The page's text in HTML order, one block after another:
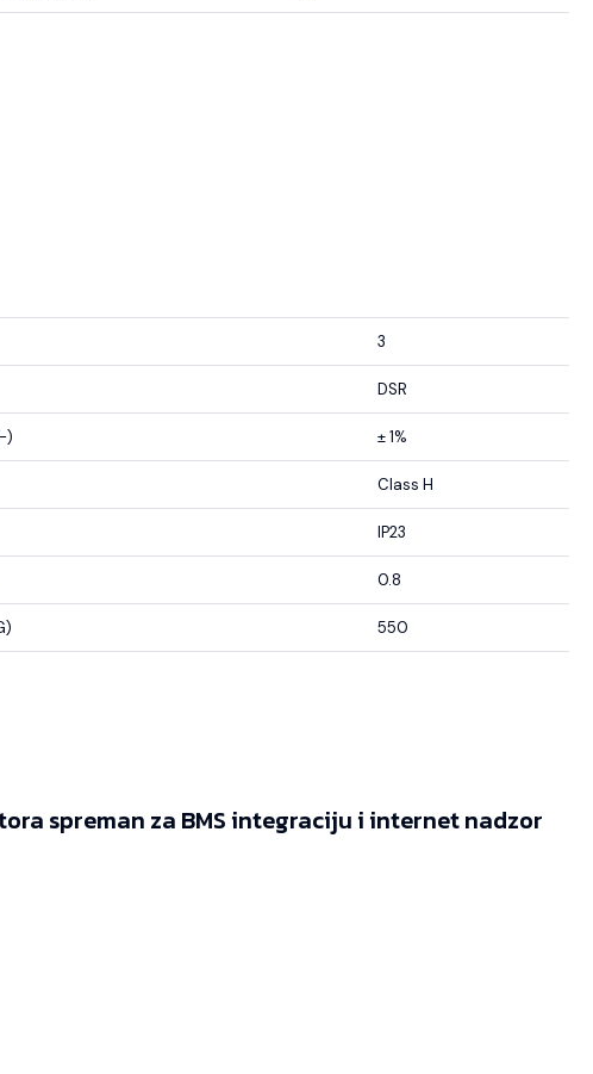
3
DSR
) ± 1%
Class H
IP23
0.8
550
spreman za BMS integraciju i internet nadzor